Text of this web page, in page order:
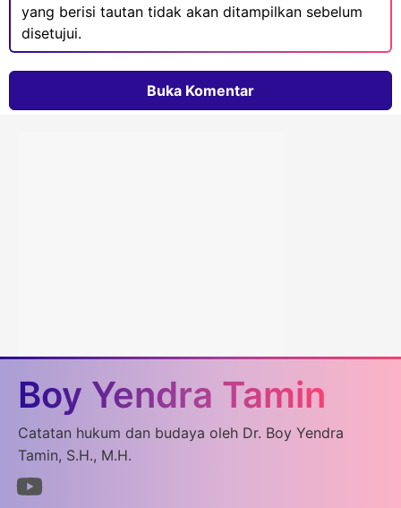
yang berisi tautan tidak akan ditampilkan sebelum
disetujui.
Buka Komentar
Boy Yendra Tamin
Catatan hukum dan budaya oleh Dr. Boy Yendra
Tamin, S.H., M.H.